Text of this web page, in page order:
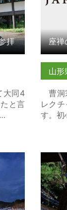
大同4
と言
拝
山形
曹洞
レク
す。
座禅
らら
藤沢
詳細は